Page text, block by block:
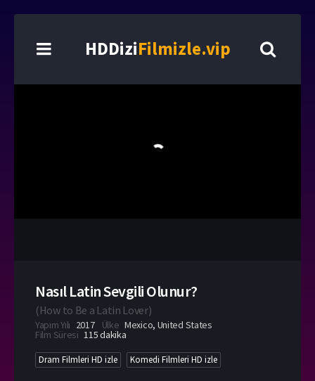
HDDiziFilmizle.vip
Nasıl Latin Sevgili Olunur?
(How to Be a Latin Lover)
Yapım Yılı 2017 Ülke Mexico, United States
Film Süresi 115 dakika
Dram Filmleri HD izle Komedi Filmleri HD izle